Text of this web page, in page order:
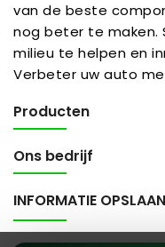
van de beste
nog beter te maken.
milieu te helpen en
Verbeter uw auto
Producten
Ons bedrijf
INFORMATIE OPSLAAN